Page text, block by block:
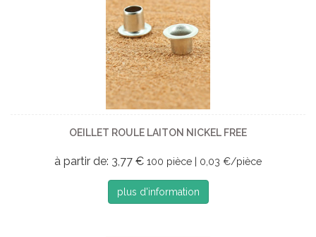
OEILLET ROULE LAITON NICKEL FREE
à partir de: 3,77 € 100 pièce | 0,03 €/pièce
plus d'information